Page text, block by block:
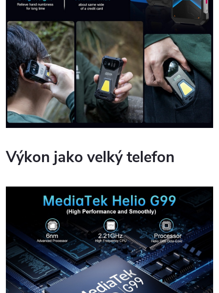
Výkon jako velký telefon